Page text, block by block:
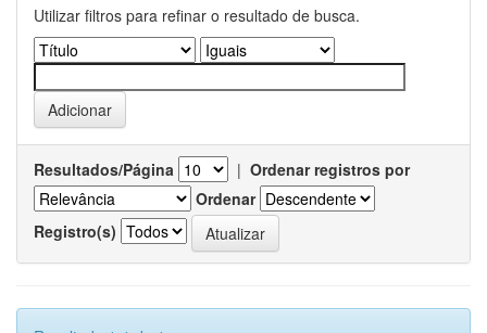
Utilizar filtros para refinar o resultado de busca.
Resultados/Página | Ordenar registros por
Ordenar
Registro(s)